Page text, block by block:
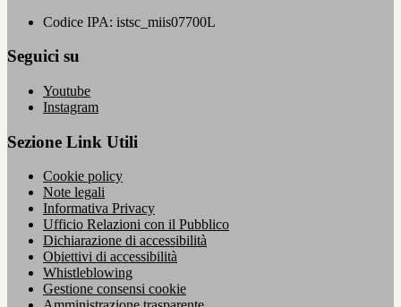
Codice IPA: istsc_miis07700L
Seguici su
Youtube
Instagram
Sezione Link Utili
Cookie policy
Note legali
Informativa Privacy
Ufficio Relazioni con il Pubblico
Dichiarazione di accessibilità
Obiettivi di accessibilità
Whistleblowing
Gestione consensi cookie